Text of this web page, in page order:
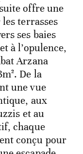
offre une
terrasses
ses baies
à l’opulence,
Arzana
De la
une vue
aux
et au
chaque
conçu pour